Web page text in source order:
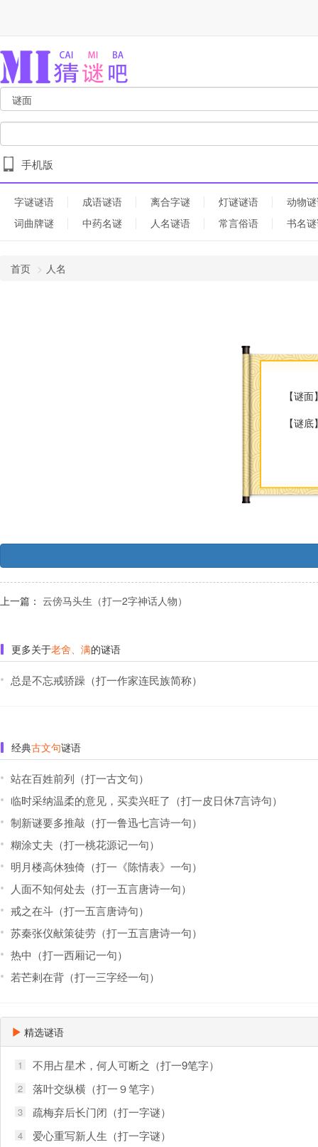
手机版
字谜谜语 成语谜语 离合字谜 灯谜谜语
动物
词曲牌谜
中药名谜 人名谜语 常言俗语 书名
首页 人名
【谜
【谜底
上一篇： 云傍马头生（打一2字神话人物）
更多关于老舍、满的谜语
总是不忘戒骄躁（打一作家连民族简称）
经典古文句谜语
站在百姓前列（打一古文句）
临时采纳温柔的意见，买卖兴旺了（打一皮日休7言诗句）
制新谜要多推敲（打一鲁迅七言诗一句）
糊涂丈夫（打一桃花源记一句）
明月楼高休独倚（打一《陈情表》一句）
人面不知何处去（打一五言唐诗一句）
戒之在斗（打一五言唐诗句）
苏秦张仪献策徒劳（打一五言唐诗一句）
热中（打一西厢记一句）
若芒剌在背（打一三字经一句）
精选谜语
1 不用占星术，何人可断之（打一9笔字）
2 落叶交纵横（打一９笔字）
3 疏梅弃后长门闭（打一字谜）
4 爱心重写新人生（打一字谜）